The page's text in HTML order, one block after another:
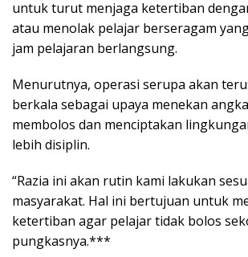
untuk turut menjaga ketertiban
atau menolak pelajar berseragam
jam pelajaran berlangsung.
Menurutnya, operasi serupa akan
berkala sebagai upaya menekan
membolos dan menciptakan
lebih disiplin.
“Razia ini akan rutin kami lakukan
masyarakat. Hal ini bertujuan untuk
ketertiban agar pelajar tidak bolos
pungkasnya.***